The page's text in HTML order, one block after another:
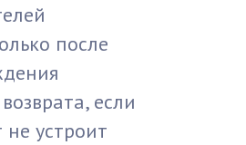
после
если
не устроит